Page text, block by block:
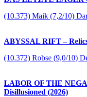
(10.373) Maik (7,2/10)
ABYSSAL RIFT –
(10.372) Robse (9,0/10)
LABOR OF THE
Disillusioned (2026)